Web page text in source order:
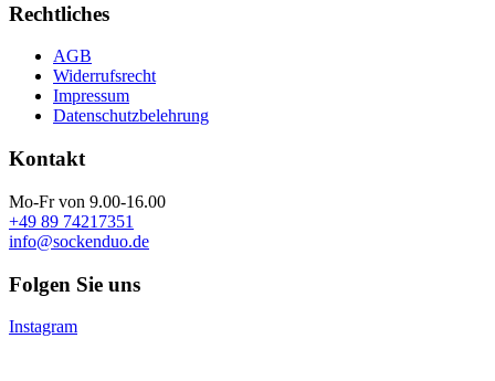
Rechtliches
AGB
Widerrufsrecht
Impressum
Datenschutzbelehrung
Kontakt
Mo-Fr von 9.00-16.00
+49 89 74217351
info@sockenduo.de
Folgen Sie uns
Instagram